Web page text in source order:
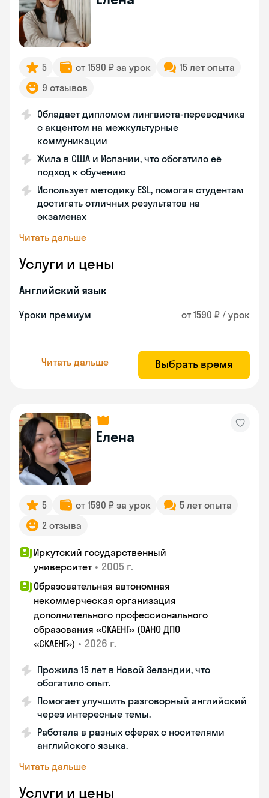
5 от 1590 ₽ за урок
15 лет опыта
9 отзывов
Обладает дипломом лингвиста-переводчика
с акцентом на межкультурные
коммуникации
Жила в США и Испании, что обогатило её
подход к обучению
Использует методику ESL, помогая студентам
достигать отличных результатов на
экзаменах
Читать дальше
Услуги и цены
Английский язык
Уроки премиум от 1590 ₽ / урок
Читать дальше Выбрать время
Елена
5 от 1590 ₽ за урок
5 лет опыта
2 отзыва
Иркутский государственный
университет • 2005 г.
Образовательная автономная
некоммерческая организация
дополнительного профессионального
образования «СКАЕНГ» (ОАНО ДПО
«СКАЕНГ») • 2026 г.
Прожила 15 лет в Новой Зеландии, что
обогатило опыт.
Помогает улучшить разговорный английский
через интересные темы.
Работала в разных сферах с носителями
английского языка.
Читать дальше
Услуги и цены